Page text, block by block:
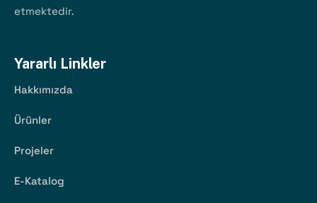
etmektedir.
Yararlı Linkler
Hakkımızda
Ürünler
Projeler
E-Katalog